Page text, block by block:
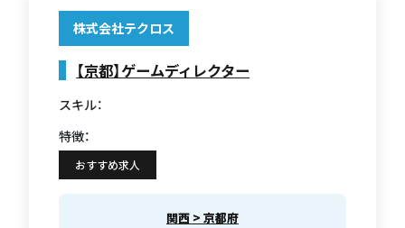
株式会社テクロス
【京都】ゲームディレクター
スキル：
特徴：
おすすめ求人
関西 > 京都府